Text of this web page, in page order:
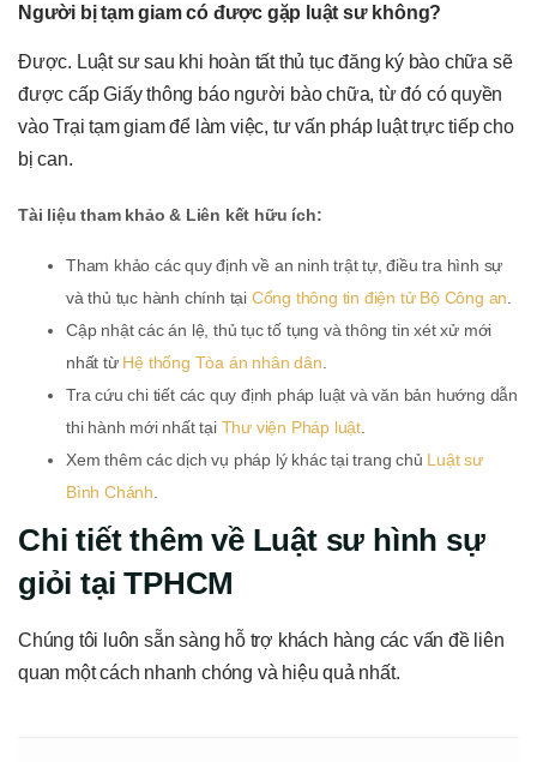
Người bị tạm giam có được gặp luật sư không?
Được. Luật sư sau khi hoàn tất thủ tục đăng ký bào chữa sẽ
được cấp Giấy thông báo người bào chữa, từ đó có quyền
vào Trại tạm giam để làm việc, tư vấn pháp luật trực tiếp cho
bị can.
Tài liệu tham khảo & Liên kết hữu ích:
Tham khảo các quy định về an ninh trật tự, điều tra hình sự
và thủ tục hành chính tại Cổng thông tin điện tử Bộ Công an
Cập nhật các án lệ, thủ tục tố tụng và thông tin xét xử mới
nhất từ Hệ thống Tòa án nhân dân
Tra cứu chi tiết các quy định pháp luật và văn bản hướng dẫn
thi hành mới nhất tại Thư viện Pháp luật
Xem thêm các dịch vụ pháp lý khác tại trang chủ Luật sư
Bình Chánh
Chi tiết thêm về Luật sư hình sự
giỏi tại TPHCM
Chúng tôi luôn sẵn sàng hỗ trợ khách hàng các vấn đề liên
quan một cách nhanh chóng và hiệu quả nhất.